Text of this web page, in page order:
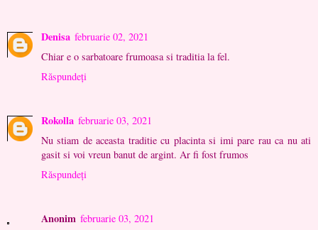
Denisa februarie 02, 2021
Chiar e o sarbatoare frumoasa si traditia la fel.
Răspundeți
Rokolla februarie 03, 2021
Nu stiam de aceasta traditie cu placinta si imi pare rau ca nu ati
gasit si voi vreun banut de argint. Ar fi fost frumos
Răspundeți
Anonim februarie 03, 2021